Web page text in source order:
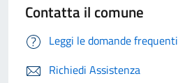
Contatta il comune
Leggi le domande frequenti
Richiedi Assistenza